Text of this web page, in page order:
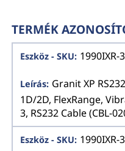
TERMÉK
1990IXR-
Granit XP
1D/2D, FlexRange,
3, RS232 Cable (CBL-
1990IXR-